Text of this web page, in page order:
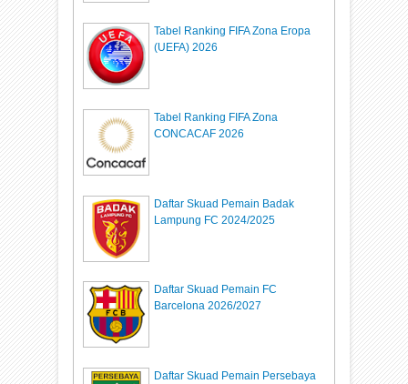
Tabel Ranking FIFA Zona Eropa
(UEFA) 2026
Tabel Ranking FIFA Zona
CONCACAF 2026
Daftar Skuad Pemain Badak
Lampung FC 2024/2025
Daftar Skuad Pemain FC
Barcelona 2026/2027
Daftar Skuad Pemain Persebaya